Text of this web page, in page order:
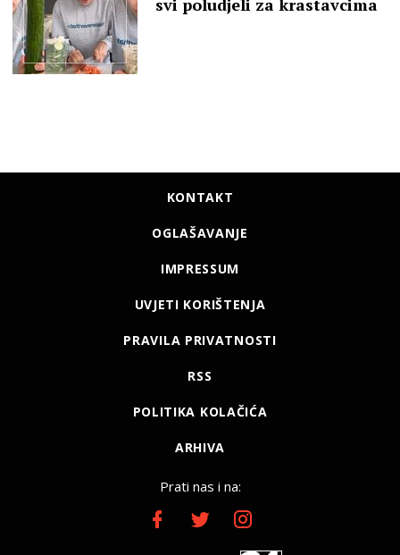
svi poludjeli za krastavcima
KONTAKT
OGLAŠAVANJE
IMPRESSUM
UVJETI KORIŠTENJA
PRAVILA PRIVATNOSTI
RSS
POLITIKA KOLAČIĆA
ARHIVA
Prati nas i na: